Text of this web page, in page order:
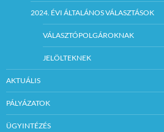
2024. ÉVI ÁLTALÁNOS VÁLASZTÁSOK
VÁLASZTÓPOLGÁROKNAK
JELÖLTEKNEK
AKTUÁLIS
PÁLYÁZATOK
ÜGYINTÉZÉS